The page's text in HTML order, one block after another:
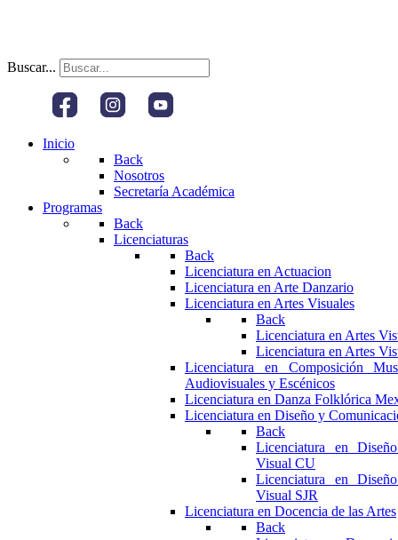
Buscar...
Inicio
Back
Nosotros
Secretaría Académica
Programas
Back
Licenciaturas
Back
Licenciatura en Actuacion
Licenciatura en Arte Danzario
Licenciatura en Artes Visuales
Back
Licenciatura en Artes
Licenciatura en Artes
Licenciatura en Composición
Audiovisuales y Escénicos
Licenciatura en Danza Folklórica
Licenciatura en Diseño y
Back
Licenciatura en
Visual CU
Licenciatura en
Visual SJR
Licenciatura en Docencia de las Artes
Back